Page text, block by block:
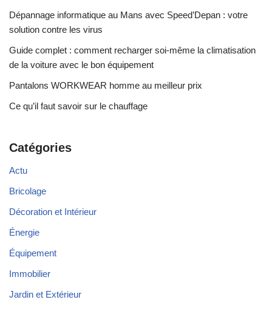
Dépannage informatique au Mans avec Speed’Depan : votre
solution contre les virus
Guide complet : comment recharger soi-même la climatisation
de la voiture avec le bon équipement
Pantalons WORKWEAR homme au meilleur prix
Ce qu’il faut savoir sur le chauffage
Catégories
Actu
Bricolage
Décoration et Intérieur
Énergie
Équipement
Immobilier
Jardin et Extérieur